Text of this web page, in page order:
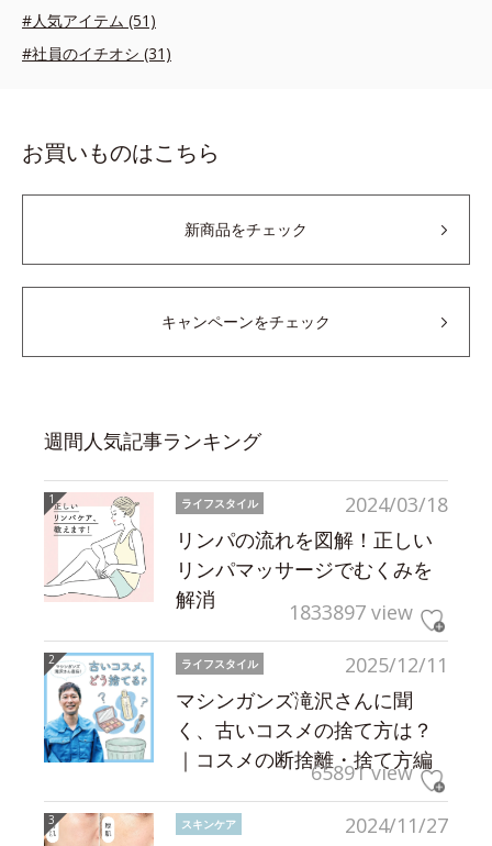
#人気アイテム (51)
#社員のイチオシ (31)
お買いものはこちら
新商品をチェック
キャンペーンをチェック
週間人気記事ランキング
2024/03/18
ライフスタイル
リンパの流れを図解！正しい
リンパマッサージでむくみを
解消
1833897 view
2025/12/11
ライフスタイル
マシンガンズ滝沢さんに聞
く、古いコスメの捨て方は？
｜コスメの断捨離・捨て方編
65891 view
2024/11/27
スキンケア